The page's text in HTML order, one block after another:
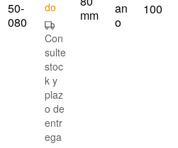
50-
080
do
Con
sulte
stoc
k y
plaz
o de
entr
ega
mm
an
o
100